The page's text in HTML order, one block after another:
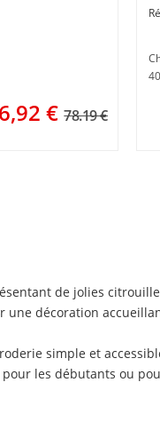
€ 78.19 €
de jolies
une décoration
simple et
les débutants ou